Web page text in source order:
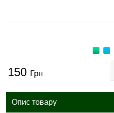
150 Грн
Опис товару